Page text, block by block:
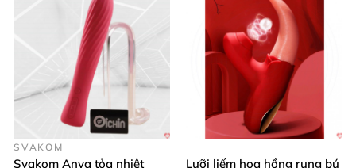
SVAKOM
Svakom Anya tỏa nhiệt
Lưỡi liếm hoa hồng rung bú